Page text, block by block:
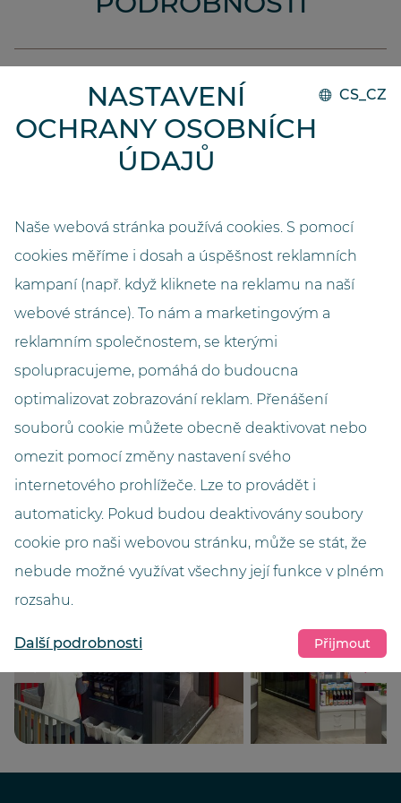
Délka (metry)
Šířka (metry)
3,0
Výška (metry)
Varianty
Přímý výstup na posuvné dveře
Barva
NASTAVENÍ
OCHRANY OSOBNÍCH
ÚDAJŮ
CS_CZ
Naše webová stránka používá cookies. S pomocí
cookies měříme i dosah a úspěšnost reklamních
kampaní (např. když kliknete na reklamu na naší
webové stránce). To nám a marketingovým a
reklamním společnostem, se kterými
spolupracujeme, pomáhá do budoucna
optimalizovat zobrazování reklam. Přenášení
souborů cookie můžete obecně deaktivovat nebo
omezit pomocí změny nastavení svého
internetového prohlížeče. Lze to provádět i
automaticky. Pokud budou deaktivovány soubory
cookie pro naši webovou stránku, může se stát, že
nebude možné využívat všechny její funkce v plném
rozsahu.
Další podrobnosti Přijmout